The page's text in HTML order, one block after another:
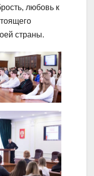
любовь к
страны.